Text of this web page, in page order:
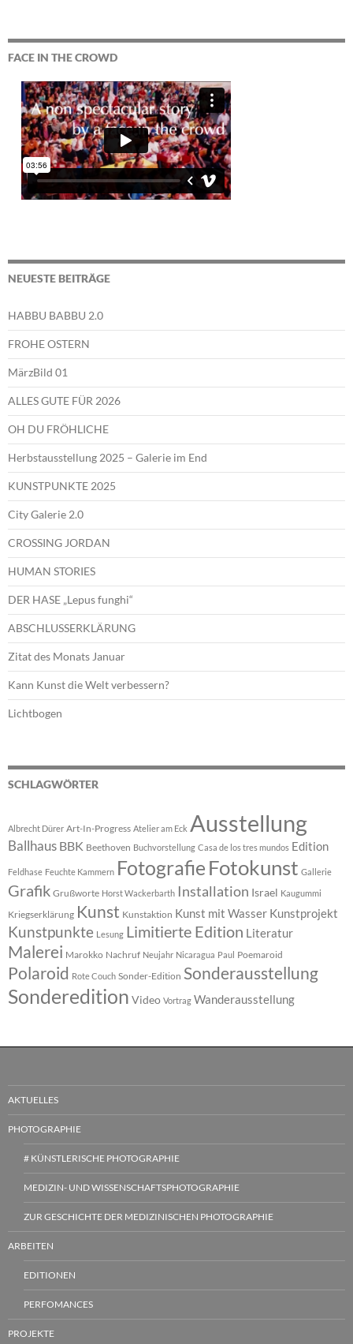
FACE IN THE CROWD
NEUESTE BEITRÄGE
HABBU BABBU 2.0
FROHE OSTERN
MärzBild 01
ALLES GUTE FÜR 2026
OH DU FRÖHLICHE
Herbstausstellung 2025 – Galerie im End
KUNSTPUNKTE 2025
City Galerie 2.0
CROSSING JORDAN
HUMAN STORIES
DER HASE „Lepus funghi“
ABSCHLUSSERKLÄRUNG
Zitat des Monats Januar
Kann Kunst die Welt verbessern?
Lichtbogen
SCHLAGWÖRTER
Albrecht Dürer Art-In-Progress Atelier am Eck Ausstellung
Ballhaus BBK Beethoven Buchvorstellung Casa de los tres mundos Edition
Feldhase Feuchte Kammern Fotografie Fotokunst Gallerie
Grafik Grußworte Horst Wackerbarth Installation Israel Kaugummi
Kriegserklärung Kunst Kunstaktion Kunst mit Wasser Kunstprojekt
Kunstpunkte Lesung Limitierte Edition Literatur
Malerei Marokko Nachruf Neujahr Nicaragua Paul Poemaroid
Polaroid Rote Couch Sonder-Edition Sonderausstellung
Sonderedition Video Vortrag Wanderausstellung
AKTUELLES
PHOTOGRAPHIE
# KÜNSTLERISCHE PHOTOGRAPHIE
MEDIZIN- UND WISSENSCHAFTSPHOTOGRAPHIE
ZUR GESCHICHTE DER MEDIZINISCHEN PHOTOGRAPHIE
ARBEITEN
EDITIONEN
PERFOMANCES
PROJEKTE